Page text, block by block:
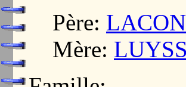
Père:
Mère: